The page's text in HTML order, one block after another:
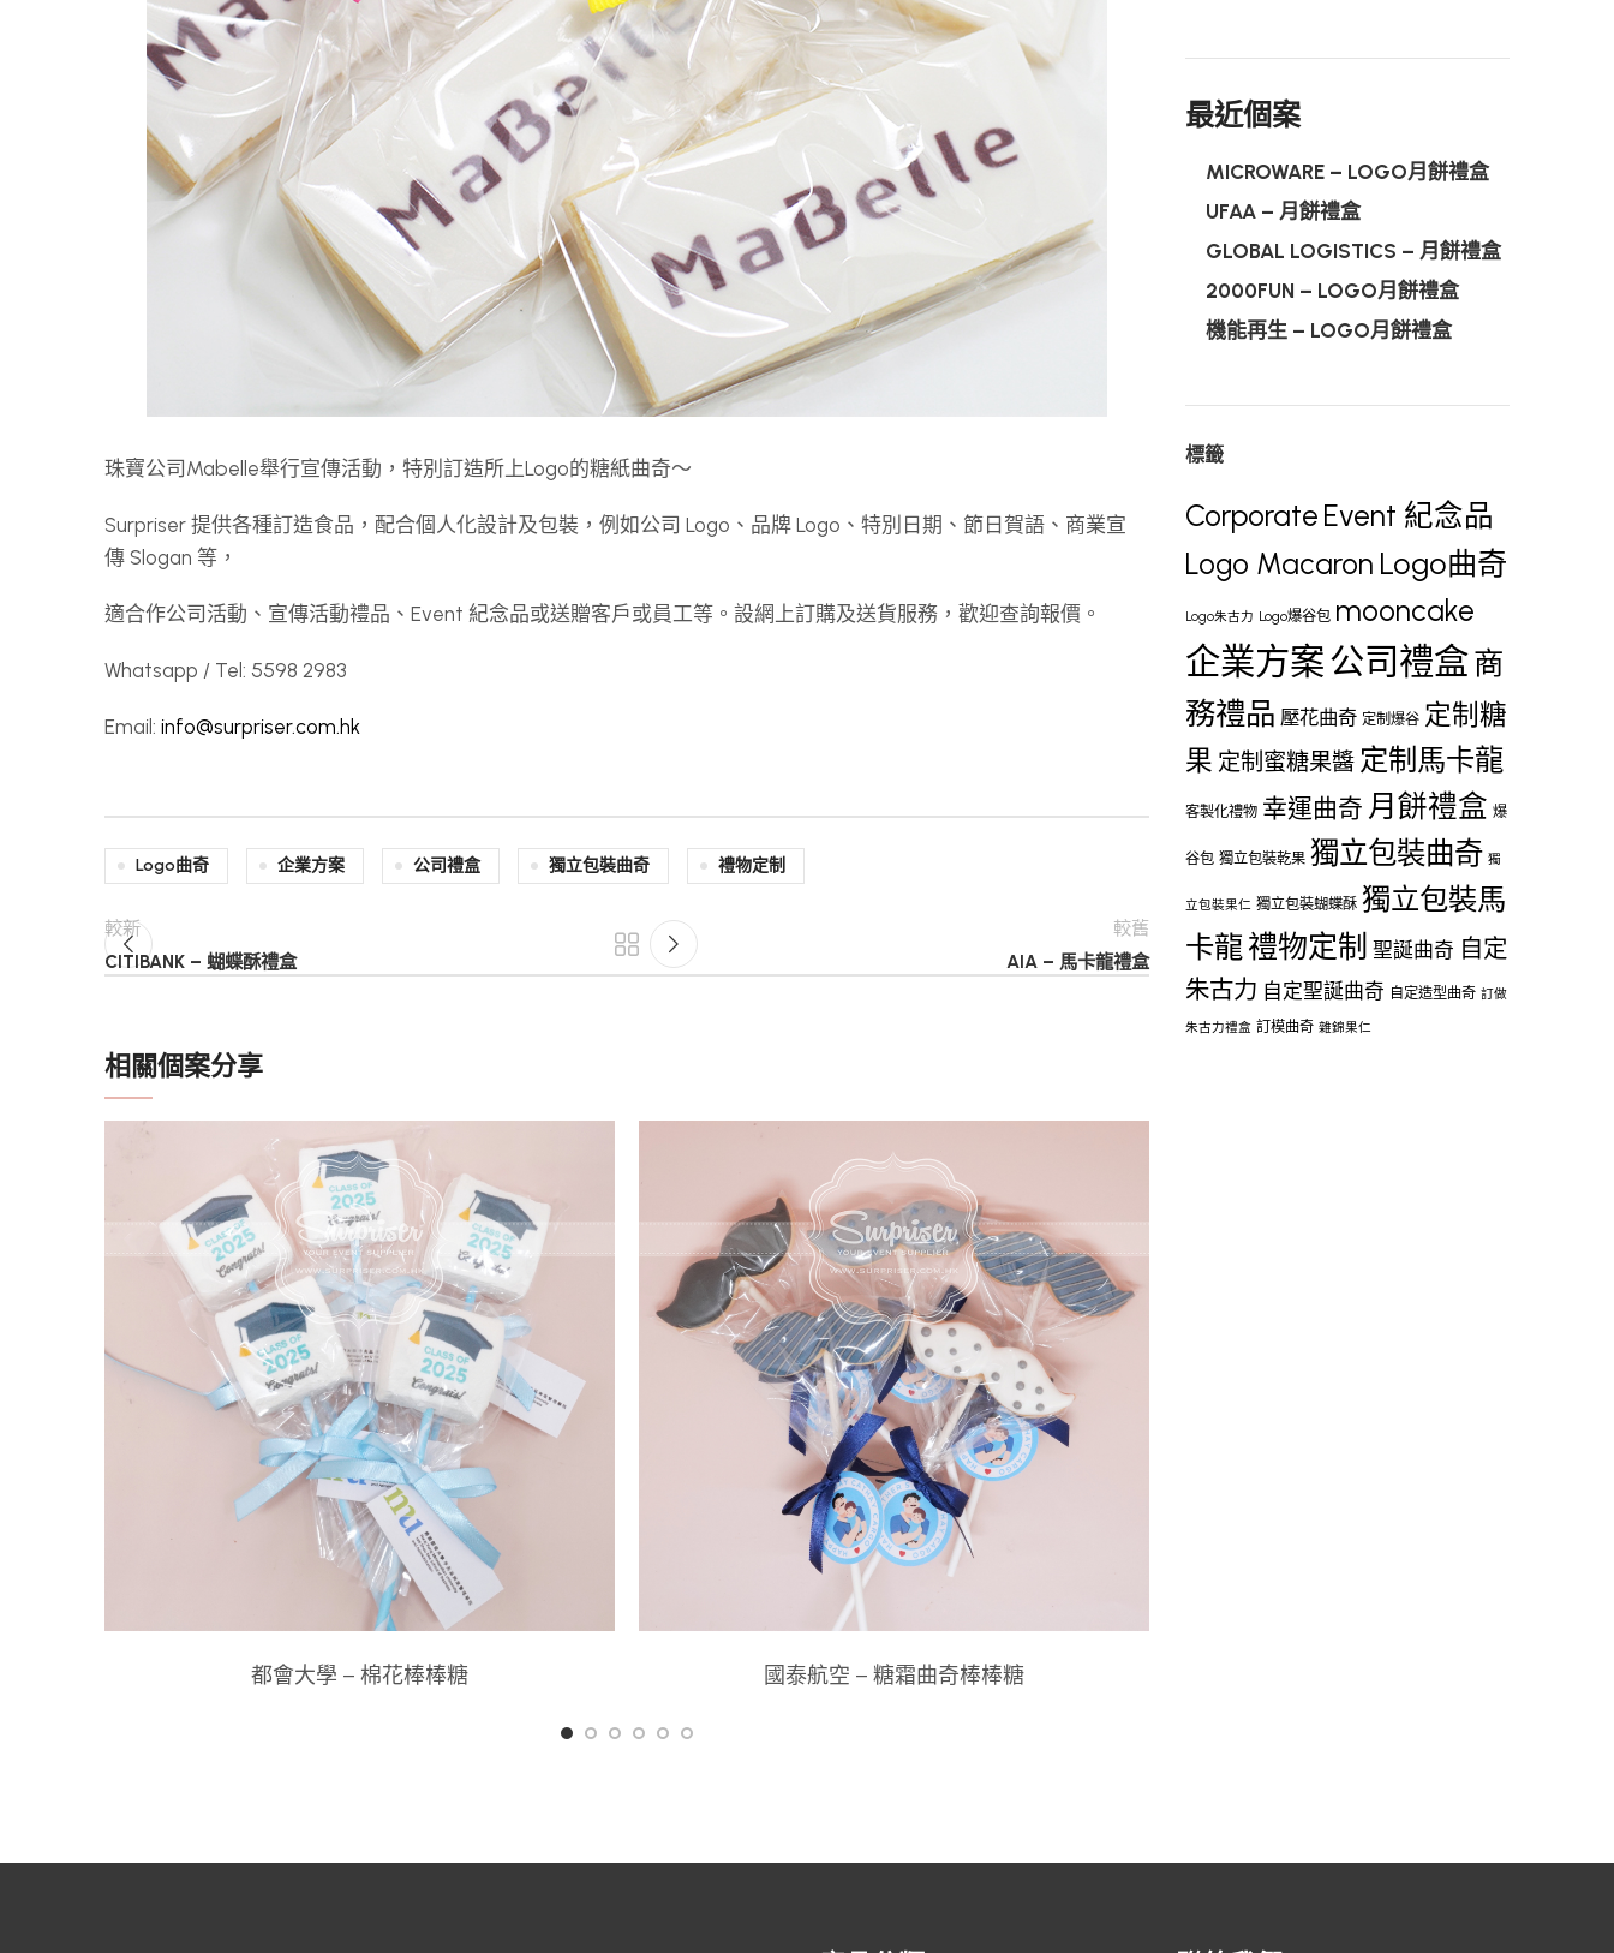
珠寶公司Mabelle舉行宣傳活動，特別訂造所上Logo的糖紙曲奇～
Surpriser 提供各種訂造食品，配合個人化設計及包裝，例如公司 Logo、品牌 Logo、特別日期、節日賀語、商業宣
傳 Slogan 等，
適合作公司活動、宣傳活動禮品、Event 紀念品或送贈客戶或員工等。設網上訂購及送貨服務，歡迎查詢報價。
Whatsapp / Tel: 5598 2983
Email: info@surpriser.com.hk
Logo曲奇 企業方案 公司禮盒 獨立包裝曲奇 禮物定制
較新
CITIBANK – 蝴蝶酥禮盒
較舊
AIA – 馬卡龍禮盒
相關個案分享
都會大學 – 棉花棒棒糖 國泰航空 – 糖霜曲奇棒棒糖
最近個案
MICROWARE – LOGO月餅禮盒
UFAA – 月餅禮盒
GLOBAL LOGISTICS – 月餅禮盒
2000FUN – LOGO月餅禮盒
機能再生 – LOGO月餅禮盒
標籤
Corporate Event 紀念品
Logo Macaron Logo曲奇
Logo朱古力 Logo爆谷包 mooncake
企業方案公司禮盒商
務禮品 壓花曲奇 定制爆谷 定制糖
果 定制蜜糖果醬 定制馬卡龍
客製化禮物 幸運曲奇 月餅禮盒 爆
谷包 獨立包裝乾果 獨立包裝曲奇 獨
立包裝果仁 獨立包裝蝴蝶酥 獨立包裝馬
卡龍禮物定制 聖誕曲奇 自定
朱古力 自定聖誕曲奇 自定造型曲奇 訂做
朱古力禮盒 訂模曲奇 雜錦果仁